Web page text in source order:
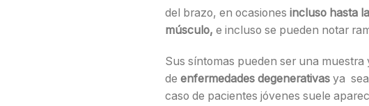
del brazo, en ocasiones incluso hasta
músculo, e incluso se pueden notar
Sus síntomas pueden ser una muestra
de enfermedades degenerativas ya
caso de pacientes jóvenes suele